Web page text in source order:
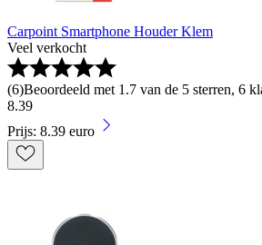
Carpoint Smartphone Houder Klem
Veel verkocht
(6)Beoordeeld met 1.7 van de 5 sterren, 6
8.39
Prijs: 8.39 euro